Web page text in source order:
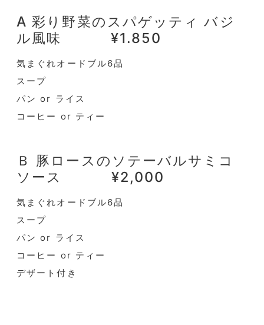
A 彩り野菜のスパゲッティ バジ
ル風味 ¥1.850
気まぐれオードブル6品
スープ
パン or ライス
コーヒー or ティー
Ｂ 豚ロースのソテーバルサミコ
ソース ¥2,000
気まぐれオードブル6品
スープ
パン or ライス
コーヒー or ティー
デザート付き